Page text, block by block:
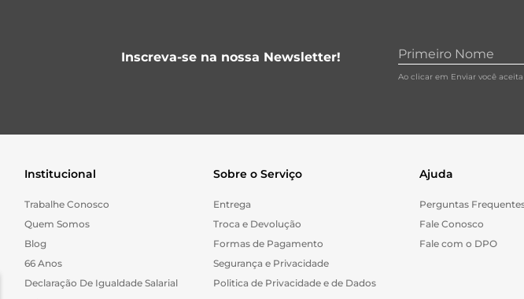
Inscreva-se na nossa Newsletter!
Ao clicar em Enviar você aceita
Institucional
Trabalhe Conosco
Quem Somos
Blog
66 Anos
Declaração De Igualdade Salarial
Sobre o Serviço
Entrega
Troca e Devolução
Formas de Pagamento
Segurança e Privacidade
Politica de Privacidade e de Dados
Ajuda
Perguntas
Fale Conosco
Fale com o DPO